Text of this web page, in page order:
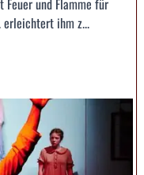
Feuer und Flamme für
erleichtert ihm z...